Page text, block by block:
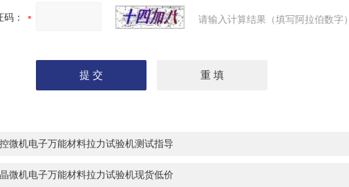
码： 请输入计算结果（填写阿拉伯数字
微机电子万能材料拉力试验机测试指导
微机电子万能材料拉力试验机现货低价